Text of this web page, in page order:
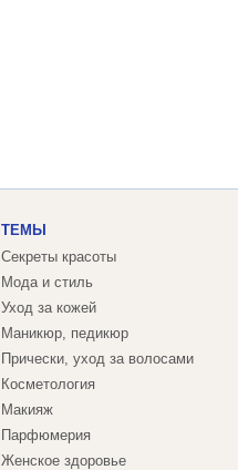
ТЕМЫ
Секреты красоты
Мода и стиль
Уход за кожей
Маникюр, педикюр
Прически, уход за волосами
Косметология
Макияж
Парфюмерия
Женское здоровье